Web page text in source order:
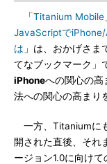
「Titanium Mobile
JavaScriptで
は 」は、おかげさ
てなブックマーク」
iPhoneへの関心の高
法への関心の高まり
一方、Titaniumに
開された直後、それ
ージョン1.0に向け